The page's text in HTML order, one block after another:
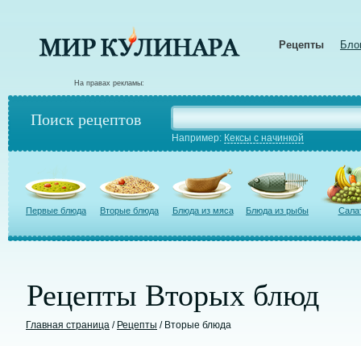
Рецепты
На правах рекламы:
Поиск рецептов
Например: Кексы с начинкой
Первые блюда Вторые блюда Блюда из мяса Блюда из рыбы
Рецепты Вторых блюд
Главная страница / Рецепты / Вторые блюда